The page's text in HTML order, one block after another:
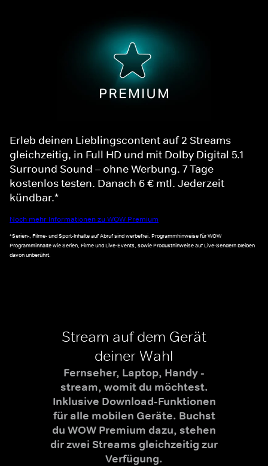
Erleb deinen Lieblingscontent auf 2 Streams
gleichzeitig, in Full HD und mit Dolby Digital 5.1
Surround Sound – ohne Werbung. 7 Tage
kostenlos testen. Danach 6 € mtl. Jederzeit
kündbar.*
Noch mehr Informationen zu WOW Premium
*Serien-, Filme- und Sport-Inhalte auf Abruf sind werbefrei. Programmhinweise für WOW
Programminhalte wie Serien, Filme und Live-Events, sowie Produkthinweise auf Live-Sendern bleiben
davon unberührt.
Stream auf dem Gerät
deiner Wahl
Fernseher, Laptop, Handy -
stream, womit du möchtest.
Inklusive Download-Funktionen
für alle mobilen Geräte. Buchst
du WOW Premium dazu, stehen
dir zwei Streams gleichzeitig zur
Verfügung.